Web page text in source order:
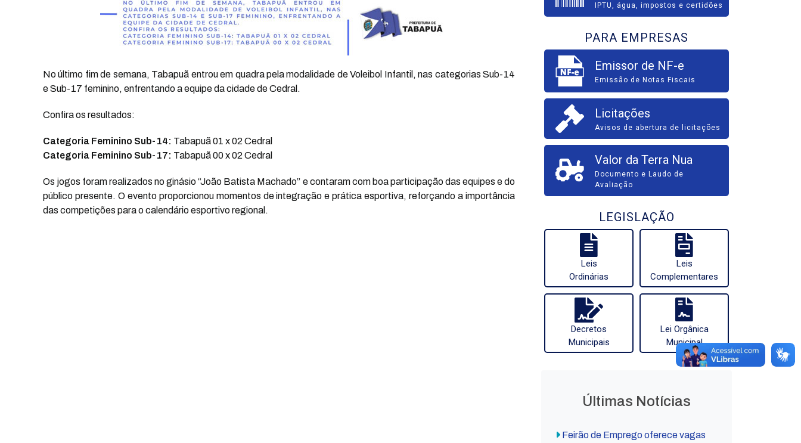
No último fim de semana, Tabapuã entrou em quadra pela modalidade de Voleibol Infantil, nas categorias Sub-14
e Sub-17 feminino, enfrentando a equipe da cidade de Cedral.
Confira os resultados:
Categoria Feminino Sub-14: Tabapuã 01 x 02 Cedral
Categoria Feminino Sub-17: Tabapuã 00 x 02 Cedral
Os jogos foram realizados no ginásio “João Batista Machado” e contaram com boa participação das equipes e do
público presente. O evento proporcionou momentos de integração e prática esportiva, reforçando a importância
das competições para o calendário esportivo regional.
IPTU, água, impostos e certidões
PARA EMPRESAS
Emissor de NF-e
Emissão de Notas Fiscais
Licitações
Avisos de abertura de licitações
Valor da Terra Nua
Documento e Laudo de
Avaliação
LEGISLAÇÃO
Leis
Ordinárias
Leis
Complementares
Decretos
Municipais
Lei Orgânica
Municipal
Últimas Notícias
Feirão de Emprego oferece vagas